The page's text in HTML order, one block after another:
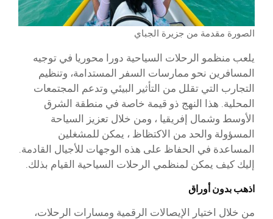
الصورة مقدمة من جزيرة الجباي
يلعب منظمو الرحلات السياحية دورا محوريا في توجيه
المسافرين نحو ممارسات السفر المستدامة، وتنظيم
التجارب التي تقلل من التأثير البيئي وتدعم المجتمعات
المحلية. هذا النهج ذو قيمة خاصة في منطقة الشرق
الأوسط وشمال إفريقيا ، ومن خلال تعزيز السياحة
المسؤولة والحد من الاكتظاظ ، يمكن للمشغلين
المساعدة في الحفاظ على هذه الوجهات للأجيال القادمة.
إليك كيف يمكن لمنظمي الرحلات السياحية القيام بذلك.
اذهب بدون أوراق
من خلال اختيار الإيصالات الرقمية ومسارات الرحلات،